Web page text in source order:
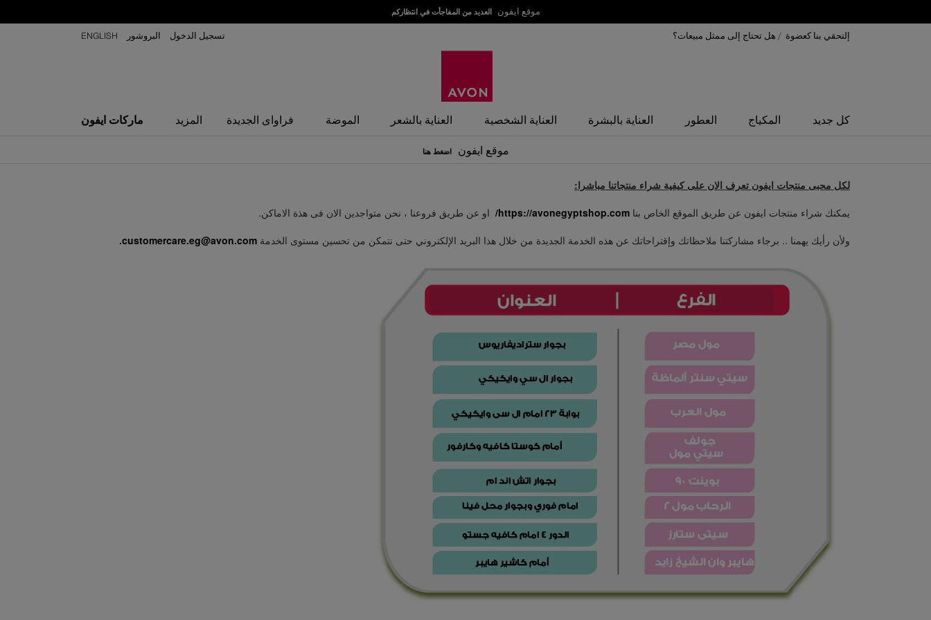
موقع ايفون العديد من المفاجأت في انتظاركم
إلتحقي بنا كعضوة / هل تحتاج إلى ممثل مبيعات؟ تسجيل الدخول البروشور ENGLISH
كل جديد المكياج العطور العناية بالبشرة العناية الشخصية العناية بالشعر الموضة فراواى الجديدة المزيد ماركات ايفون
موقع ايفون اضغط هنا
لكل محبى منتجات ايفون تعرف الان على كيفية شراء منتجاتنا مباشرا:
يمكنك شراء منتجات ايفون عن طريق الموقع الخاص بنا https://avonegyptshop.com/
او عن طريق فروعنا ، نحن متواجدين الان فى هذة الاماكن.
ولأن رأيك يهمنا .. برجاء مشاركتنا ملاحظاتك وإقتراحاتك عن هذه الخدمة الجديدة من خلال هذا البريد الإلكتروني حتى نتمكن من تحسين مستوى الخدمة customercare.eg@avon.com
.